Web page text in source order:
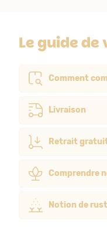
Le guide de
Comment
Livraison
Retrait
Comprendre
Notion de